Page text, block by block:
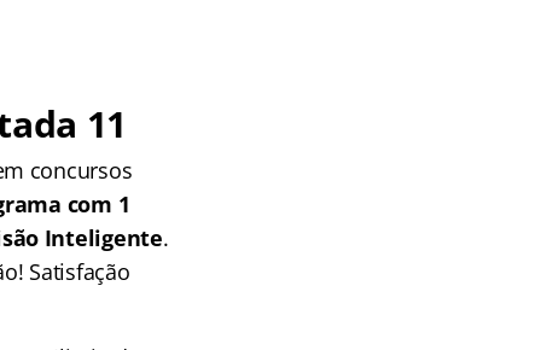
11
concursos
com 1
Inteligente.
Satisfação